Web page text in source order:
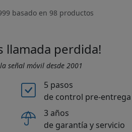
basado en 98 productos
llamada perdida!
señal móvil desde 2001
5 pasos
de control pre-entrega
3 años
de garantía y servicio